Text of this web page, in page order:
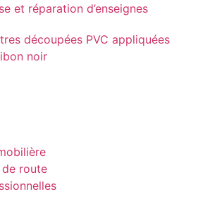
et réparation d’enseignes
de route